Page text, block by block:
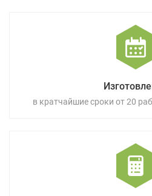
в кратчайшие сроки от 20